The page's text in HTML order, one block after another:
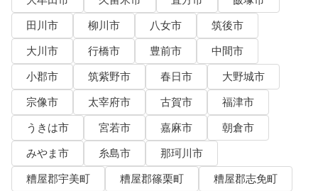
田川市
柳川市 八女市
筑後市
大川市
行橋市 豊前市
中間市
小郡市
筑紫野市 春日市
大野城市
宗像市
太宰府市 古賀市
福津市
うきは市
宮若市 嘉麻市
朝倉市
みやま市
糸島市
那珂川市
糟屋郡宇美町
糟屋郡篠栗町
糟屋郡志免町